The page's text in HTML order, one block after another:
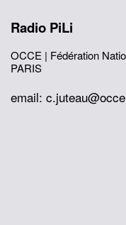
Radio PiLi
OCCE | Fédération
PARIS
email: